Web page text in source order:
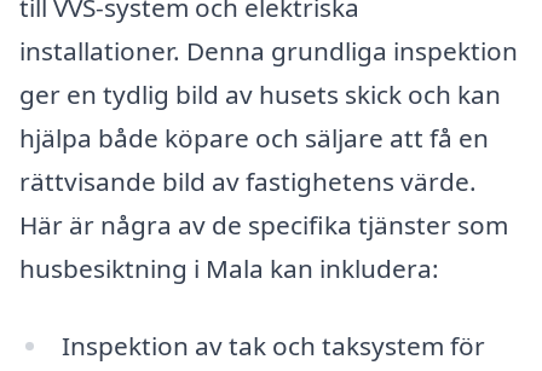
till VVS-system och elektriska
installationer. Denna grundliga inspektion
ger en tydlig bild av husets skick och kan
hjälpa både köpare och säljare att få en
rättvisande bild av fastighetens värde.
Här är några av de specifika tjänster som
husbesiktning i Mala kan inkludera:
Inspektion av tak och taksystem för